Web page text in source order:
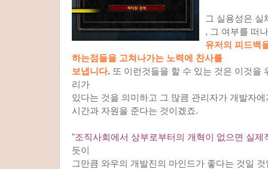
그 실용성은 실
, 그 여부를 떠
유저의 피드백
하는점들을 고쳐나가는 노력에 찬사를
보냅니다. 또 이런것들을 할 수 있는 것은 이것을
리가
있다는 것을 의미하고 그 많큼 관리자가 개발자
시간과 자원을 준다는 것이겠죠.
"조직사회에서 상부로부터의 개혁이 없으면 실제
듯이
그만큼 와우의 개발진의 마인드가 좋다는 것일 것